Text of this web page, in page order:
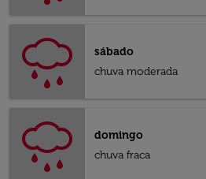
sábado
chuva moderada
domingo
chuva fraca